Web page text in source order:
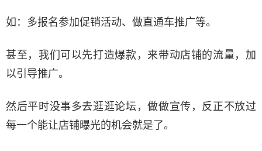
如：多报名参加促销活动、做直通车推广等。
甚至，我们可以先打造爆款，来带动店铺的流量，加
以引导推广。
然后平时没事多去逛逛论坛，做做宣传，反正不放过
每一个能让店铺曝光的机会就是了。